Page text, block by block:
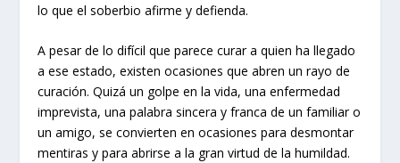
lo que el soberbio afirme y defienda.
A pesar de lo difícil que parece curar a quien ha llegado
a ese estado, existen ocasiones que abren un rayo de
curación. Quizá un golpe en la vida, una enfermedad
imprevista, una palabra sincera y franca de un familiar o
un amigo, se convierten en ocasiones para desmontar
mentiras y para abrirse a la gran virtud de la humildad.